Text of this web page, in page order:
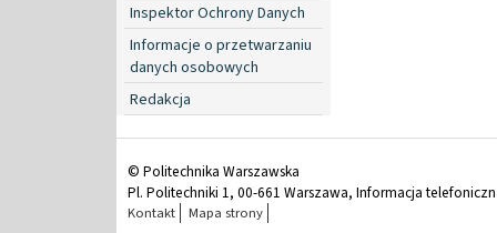
Inspektor Ochrony Danych
Informacje o przetwarzaniu
danych osobowych
Redakcja
© Politechnika Warszawska
Pl. Politechniki 1, 00-661 Warszawa, Informacja
Kontakt Mapa strony